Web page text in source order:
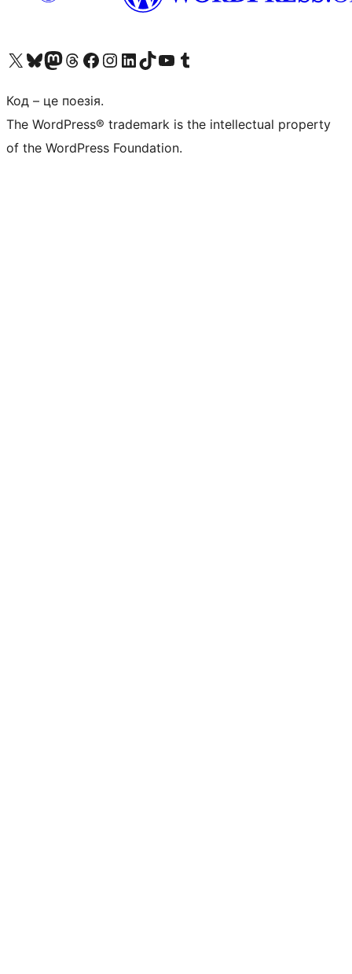
Visit our X (formerly Twitter) account
Visit our Bluesky account
Завітайте до нашої стрічки в Mastodon
Visit our Threads account
Завітайте на нашу сторінку в Facebook
Visit our Instagram account
Visit our LinkedIn account
Visit our TikTok account
Visit our YouTube channel
Visit our Tumblr account
Код – це поезія.
The WordPress® trademark is the intellectual property
of the WordPress Foundation.